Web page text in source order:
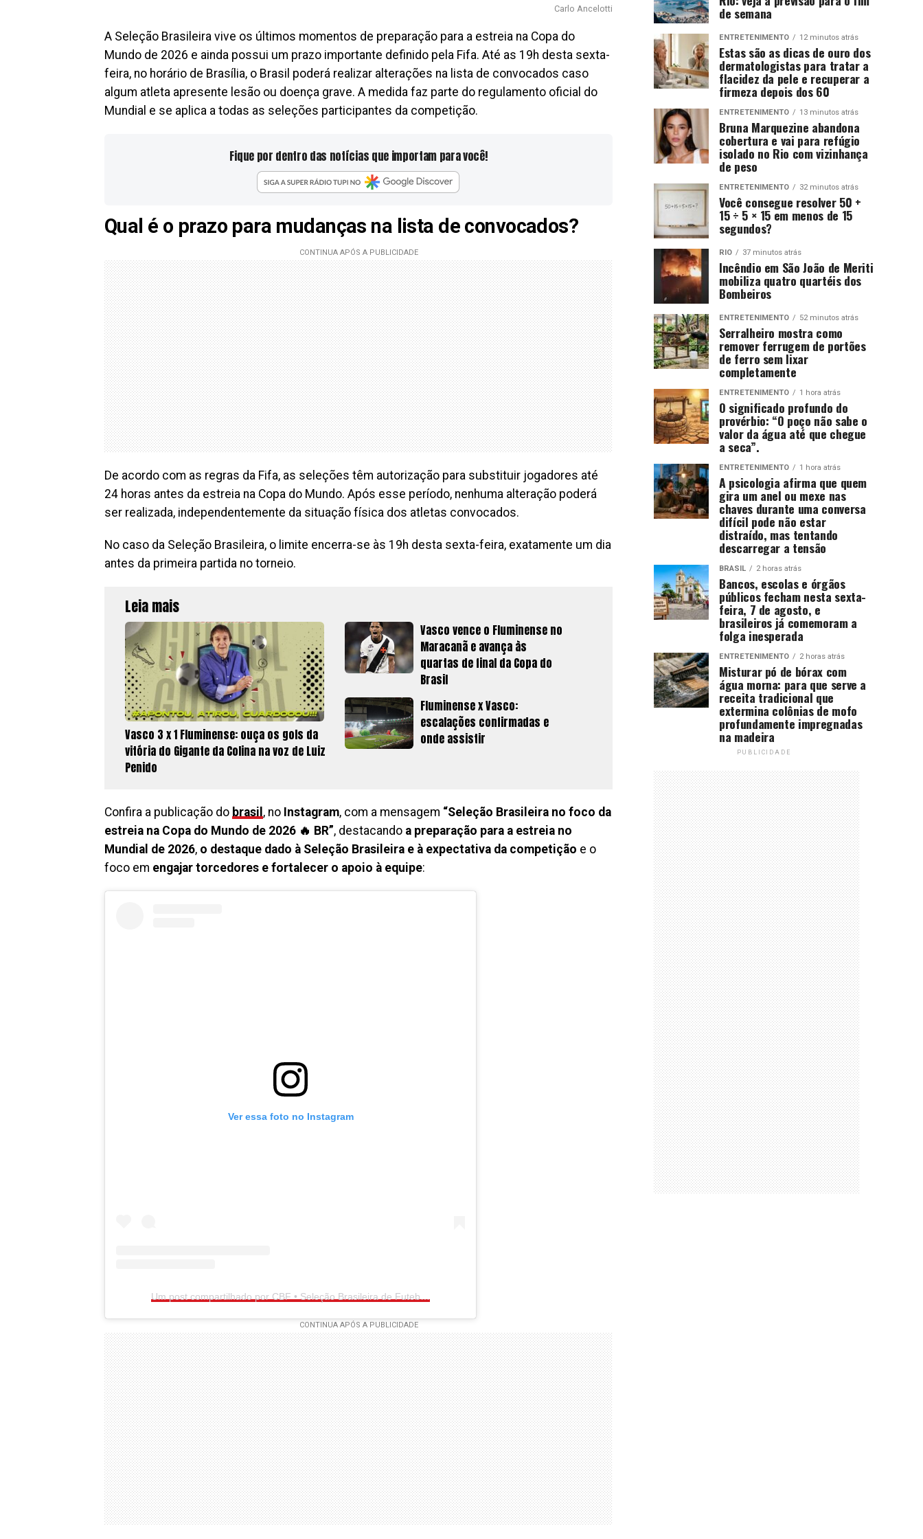
Carlo Ancelotti
A Seleção Brasileira vive os últimos momentos de preparação para a estreia na Copa do
Mundo de 2026 e ainda possui um prazo importante definido pela Fifa. Até as 19h desta sexta-
feira, no horário de Brasília, o Brasil poderá realizar alterações na lista de convocados caso
algum atleta apresente lesão ou doença grave. A medida faz parte do regulamento oficial do
Mundial e se aplica a todas as seleções participantes da competição.
Fique por dentro das notícias que importam para você!
Qual é o prazo para mudanças na lista de convocados?
De acordo com as regras da Fifa, as seleções têm autorização para substituir jogadores até
24 horas antes da estreia na Copa do Mundo. Após esse período, nenhuma alteração poderá
ser realizada, independentemente da situação física dos atletas convocados.
No caso da Seleção Brasileira, o limite encerra-se às 19h desta sexta-feira, exatamente um dia
antes da primeira partida no torneio.
Leia mais
Vasco 3 x 1 Fluminense: ouça os gols da
vitória do Gigante da Colina na voz de Luiz
Penido
Vasco vence o Fluminense no
Maracanã e avança às
quartas de final da Copa do
Brasil
Fluminense x Vasco:
escalações confirmadas e
onde assistir
Confira a publicação do brasil , no Instagram, com a mensagem “Seleção Brasileira no foco da
estreia na Copa do Mundo de 2026 🔥 BR”, destacando a preparação para a estreia no
Mundial de 2026, o destaque dado à Seleção Brasileira e à expectativa da competição e o
foco em engajar torcedores e fortalecer o apoio à equipe:
Ver essa foto no Instagram
de semana
ENTRETENIMENTO 12 minutos atrás
Estas são as dicas de ouro dos
dermatologistas para tratar a
flacidez da pele e recuperar a
firmeza depois dos 60
ENTRETENIMENTO 13 minutos atrás
Bruna Marquezine abandona
cobertura e vai para refúgio
isolado no Rio com vizinhança
de peso
ENTRETENIMENTO 32 minutos atrás
Você consegue resolver 50 +
15 ÷ 5 × 15 em menos de 15
segundos?
RIO 37 minutos atrás
Incêndio em São João de Meriti
mobiliza quatro quartéis dos
Bombeiros
ENTRETENIMENTO 52 minutos atrás
Serralheiro mostra como
remover ferrugem de portões
de ferro sem lixar
completamente
ENTRETENIMENTO 1 hora atrás
O significado profundo do
provérbio: “O poço não sabe o
valor da água até que chegue
a seca”.
ENTRETENIMENTO 1 hora atrás
A psicologia afirma que quem
gira um anel ou mexe nas
chaves durante uma conversa
difícil pode não estar
distraído, mas tentando
descarregar a tensão
BRASIL 2 horas atrás
Bancos, escolas e órgãos
públicos fecham nesta sexta-
feira, 7 de agosto, e
brasileiros já comemoram a
folga inesperada
ENTRETENIMENTO 2 horas atrás
Misturar pó de bórax com
água morna: para que serve a
receita tradicional que
extermina colônias de mofo
profundamente impregnadas
na madeira
PUBLICIDADE